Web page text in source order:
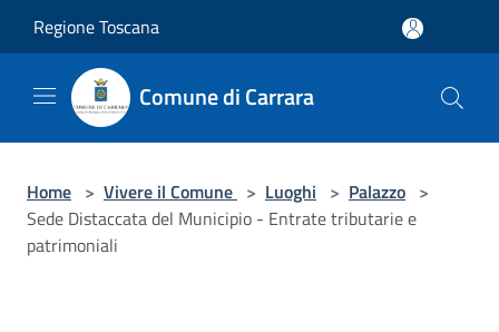
Regione Toscana
Comune di Carrara
Home > Vivere il Comune > Luoghi > Palazzo >
Sede Distaccata del Municipio - Entrate tributarie e
patrimoniali